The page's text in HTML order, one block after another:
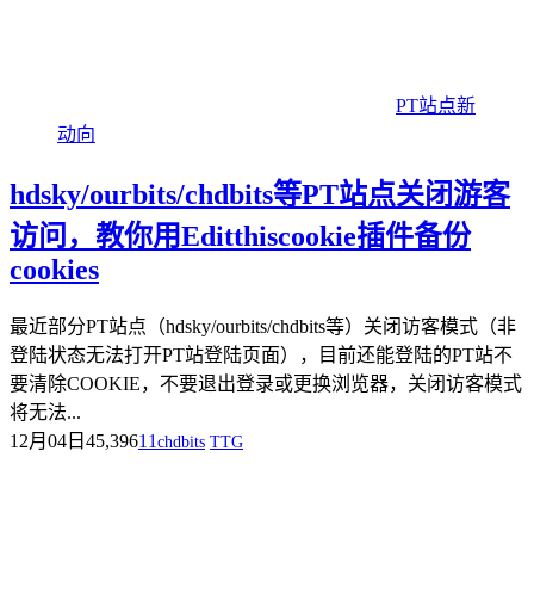
PT站点新
动向
hdsky/ourbits/chdbits等PT站点关闭游客
访问，教你用Editthiscookie插件备份
cookies
最近部分PT站点（hdsky/ourbits/chdbits等）关闭访客模式（非
登陆状态无法打开PT站登陆页面），目前还能登陆的PT站不
要清除COOKIE，不要退出登录或更换浏览器，关闭访客模式
将无法...
12月04日 45,39611 chdbits TTG